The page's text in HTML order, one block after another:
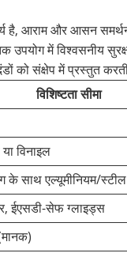
है, आराम और आसन
में विश्वसनीय
को संक्षेप में प्रस्तुत
विशिष्टता सीमा
विनाइल
के साथ एल्यूमीनियम/स्टील
ईएसडी-सेफ ग्लाइड्स